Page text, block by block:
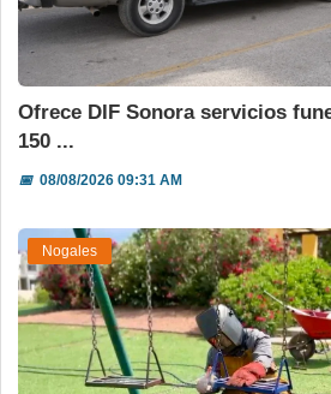
Ofrece DIF Sonora servicios
150 ...
📅08/08/2026 09:31 AM
Nogales